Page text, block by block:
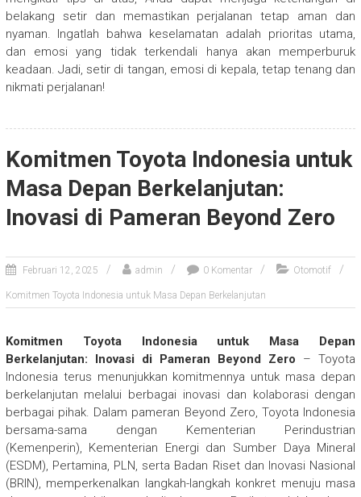
belakang setir dan memastikan perjalanan tetap aman dan
nyaman. Ingatlah bahwa keselamatan adalah prioritas utama,
dan emosi yang tidak terkendali hanya akan memperburuk
keadaan. Jadi, setir di tangan, emosi di kepala, tetap tenang dan
nikmati perjalanan!
Komitmen Toyota Indonesia untuk
Masa Depan Berkelanjutan:
Inovasi di Pameran Beyond Zero
Februari 12, 2025 admin 0 Komentar Otomotif
Komitmen Toyota Indonesia untuk Masa Depan Berkelanjutan
Komitmen Toyota Indonesia untuk Masa Depan
Berkelanjutan: Inovasi di Pameran Beyond Zero – Toyota
Indonesia terus menunjukkan komitmennya untuk masa depan
berkelanjutan melalui berbagai inovasi dan kolaborasi dengan
berbagai pihak. Dalam pameran Beyond Zero, Toyota Indonesia
bersama-sama dengan Kementerian Perindustrian
(Kemenperin), Kementerian Energi dan Sumber Daya Mineral
(ESDM), Pertamina, PLN, serta Badan Riset dan Inovasi Nasional
(BRIN), memperkenalkan langkah-langkah konkret menuju masa